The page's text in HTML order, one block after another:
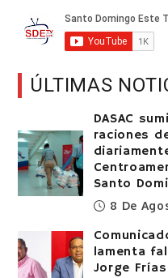
ÚLTIMAS
DASAC
raciones
Santo
8 De
lamenta
Jorge Frías